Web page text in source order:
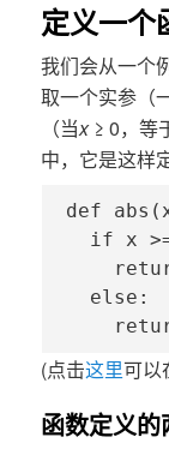
定义一个
我们会从一个
取一个实参（
（当x ≥ 0，等
中，它是这样
def
if x
  else:
(点击这里可以
函数定义